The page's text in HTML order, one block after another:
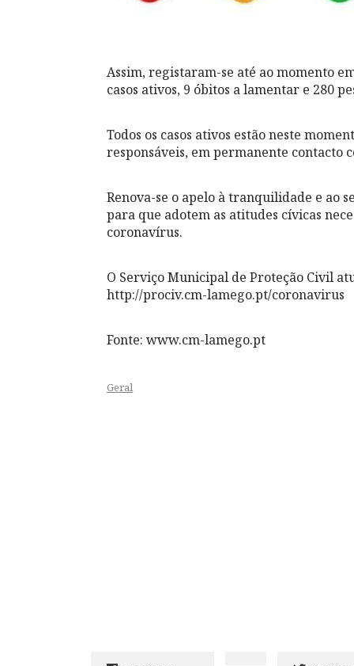
Assim, registaram-se até ao momento
casos ativos, 9 óbitos a lamentar e 280
Todos os casos ativos estão neste
responsáveis, em permanente contacto
Renova-se o apelo à tranquilidade e ao
para que adotem as atitudes cívicas
coronavírus.
O Serviço Municipal de Proteção Civil
http://prociv.cm-lamego.pt/coronavirus
Fonte: www.cm-lamego.pt
Geral